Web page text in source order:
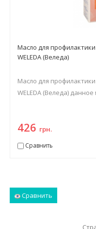
Масло для
WELEDA (Веледа)
Масло для
WELEDA (Веледа) данное
426 грн.
Сравнить
Сравнить